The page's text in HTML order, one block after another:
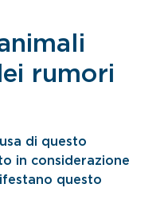
rumori
di questo
in considerazione
questo